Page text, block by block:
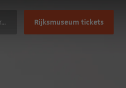
Stories Rijksmuseum tickets